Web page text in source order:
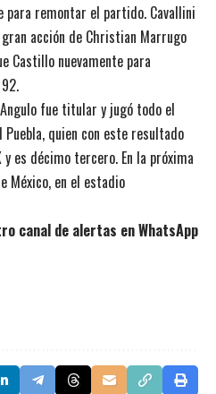
remontar el partido. Cavallini
acción de Christian Marrugo
Castillo nuevamente para
fue titular y jugó todo el
quien con este resultado
es décimo tercero. En la próxima
México, en el estadio
canal de alertas en WhatsApp